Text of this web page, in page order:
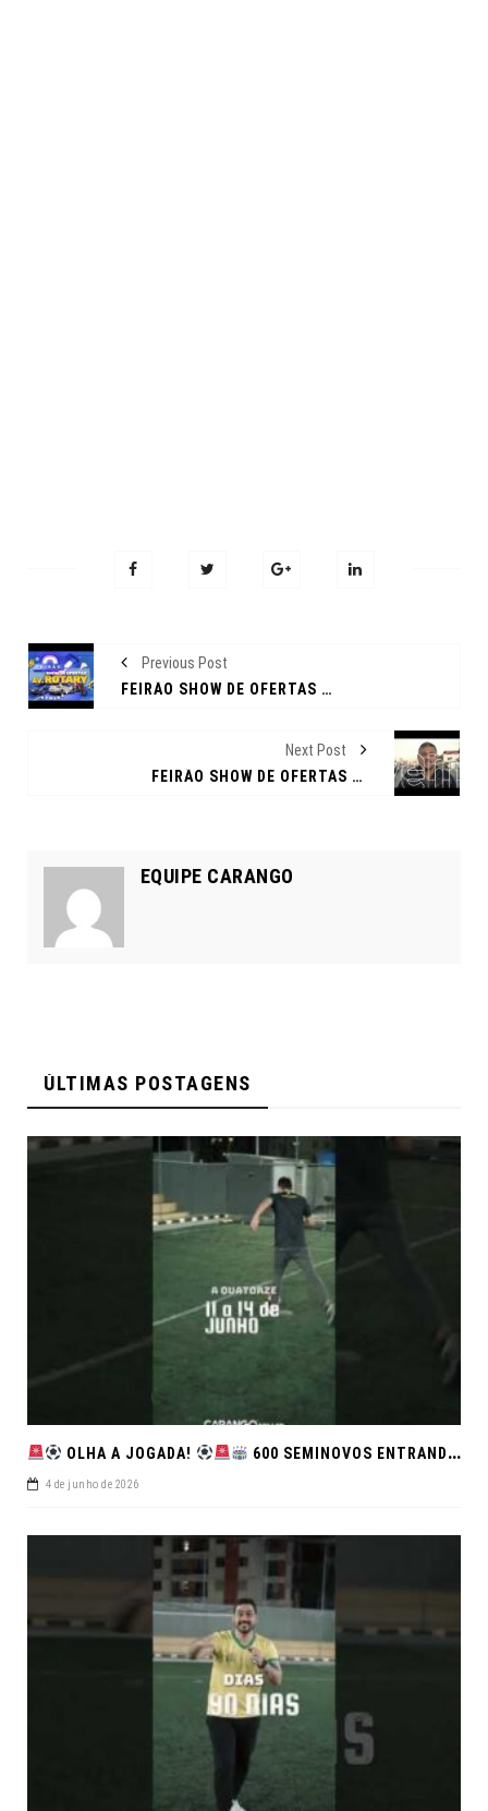
Previous Post
FEIRÃO SHOW DE OFERTAS AV. ROTARY
Next Post
FEIRÃO SHOW DE OFERTAS AV. ROTARY
EQUIPE CARANGO
ÚLTIMAS POSTAGENS
OLHA A JOGADA! 600 SEMINOVOS ENTRANDO EM CAMPO NO FEIRÃO DE VERDADE!
4 de junho de 2026